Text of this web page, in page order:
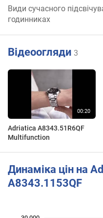
Види сучасного
годинниках
Відеоогляди 3
Adriatica A8343.51R6QF
Multifunction
Динаміка цін на
A8343.1153QF